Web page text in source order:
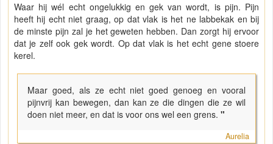
Waar hij wél echt ongelukkig en gek van wordt, is pijn. Pijn
heeft hij echt niet graag, op dat vlak is het ne labbekak en bij
de minste pijn zal je het geweten hebben. Dan zorgt hij ervoor
dat je zelf ook gek wordt. Op dat vlak is het echt gene stoere
kerel.
Maar goed, als ze echt niet goed genoeg en vooral
pijnvrij kan bewegen, dan kan ze die dingen die ze wil
doen niet meer, en dat is voor ons wel een grens. "
Aurelia